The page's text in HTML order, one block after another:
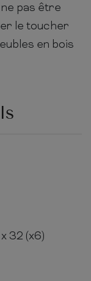
pas être
le toucher
en bois
32 (x6)